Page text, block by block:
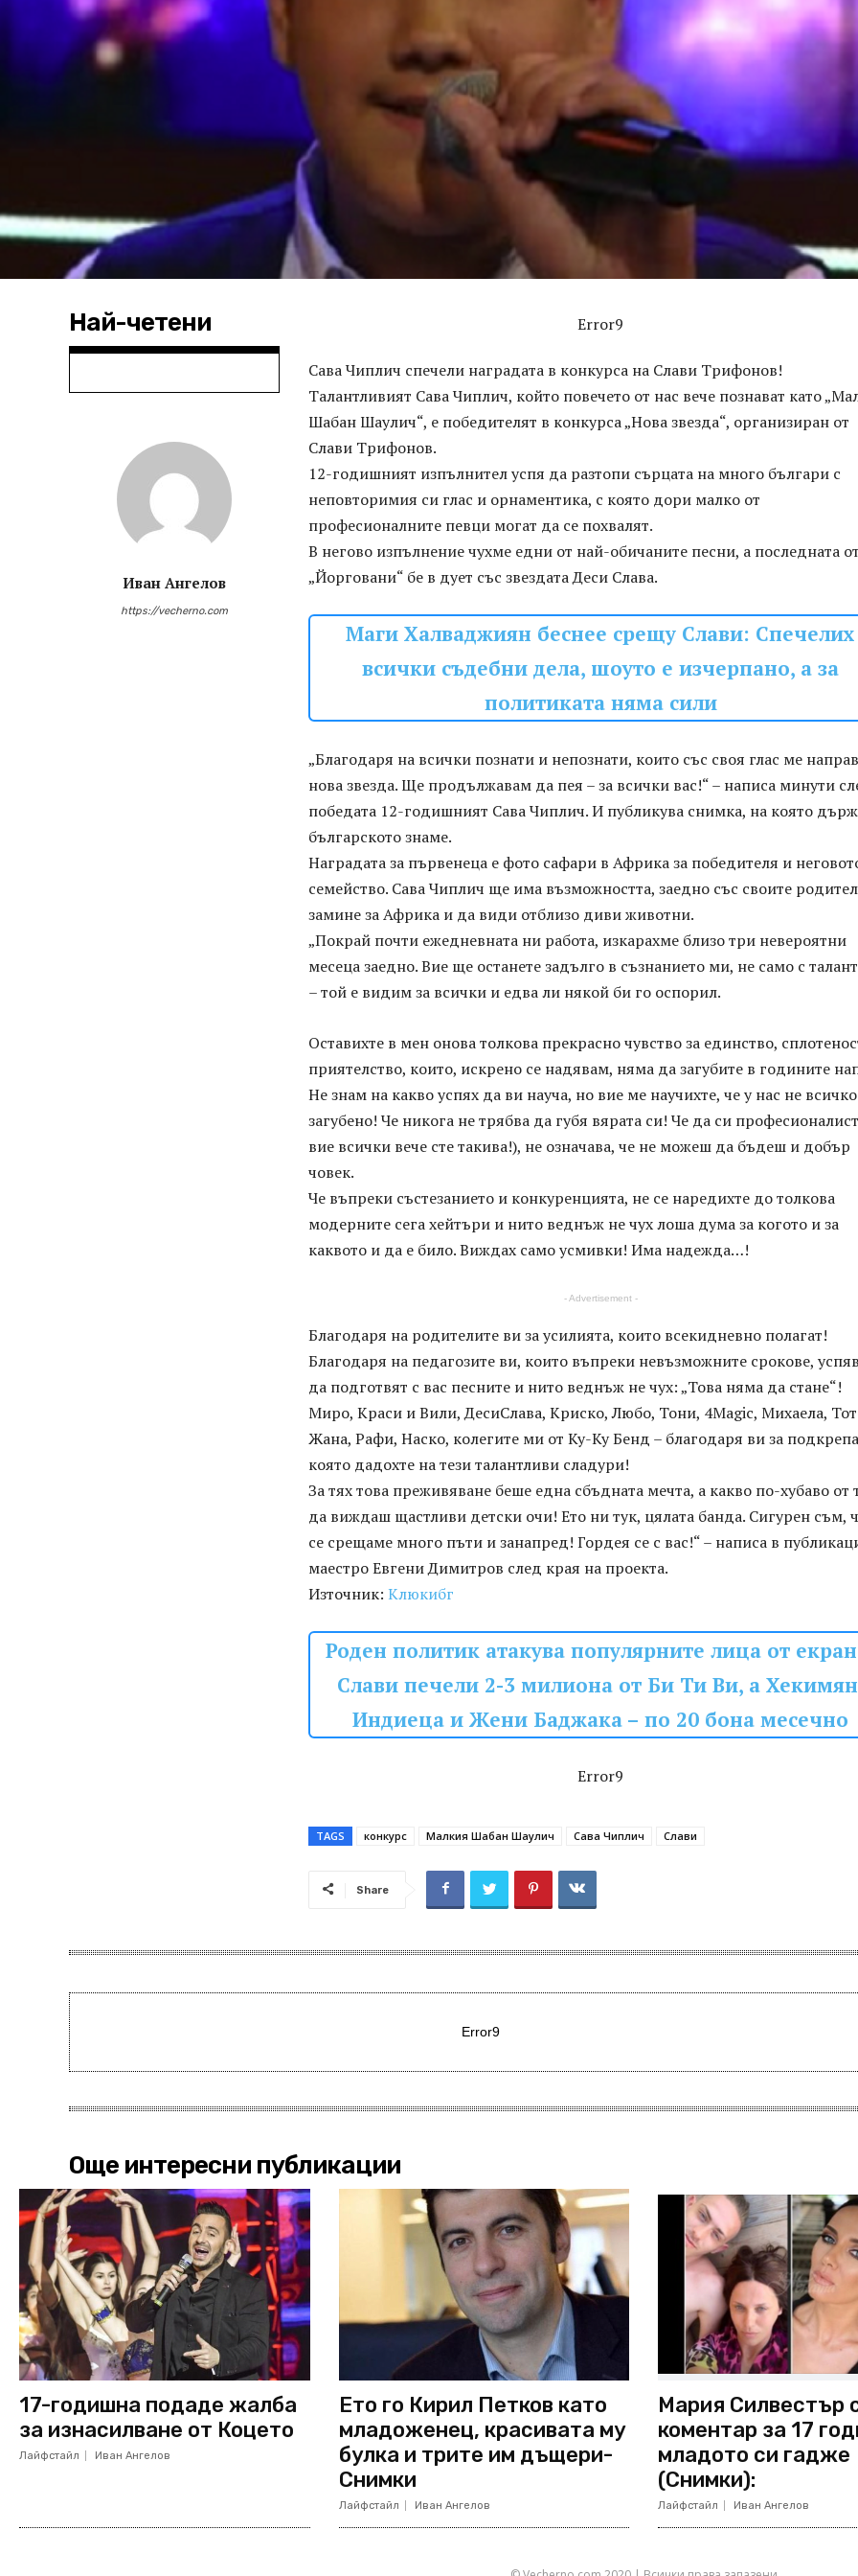
Най-четени
Иван Ангелов
https://vecherno.com
Error9
Сава Чиплич спечели наградата в конкурса на Слави Трифонов!
Талантливият Сава Чиплич, който повечето от нас вече познават като
Шабан Шаулич“, е победителят в конкурса „Нова звезда“, организиран от
Слави Трифонов.
12-годишният изпълнител успя да разтопи сърцата на много българи с
неповторимия си глас и орнаментика, с която дори малко от
професионалните певци могат да се похвалят.
В негово изпълнение чухме едни от най-обичаните песни, а последната
„Йорговани“ бе в дует със звездата Деси Слава.
Маги Халваджиян беснее срещу Слави: Спечелих
всички съдебни дела, шоуто е изчерпано, а за
политиката няма сили
„Благодаря на всички познати и непознати, които със своя глас ме
нова звезда. Ще продължавам да пея – за всички вас!“ – написа минути
победата 12-годишният Сава Чиплич. И публикува снимка, на която
българското знаме.
Наградата за първенеца е фото сафари в Африка за победителя и
семейство. Сава Чиплич ще има възможността, заедно със своите
замине за Африка и да види отблизо диви животни.
„Покрай почти ежедневната ни работа, изкарахме близо три невероятни
месеца заедно. Вие ще останете задълго в съзнанието ми, не само с
– той е видим за всички и едва ли някой би го оспорил.
Оставихте в мен онова толкова прекрасно чувство за единство,
приятелство, които, искрено се надявам, няма да загубите в годините
Не знам на какво успях да ви науча, но вие ме научихте, че у нас не
загубено! Че никога не трябва да губя вярата си! Че да си
вие всички вече сте такива!), не означава, че не можеш да бъдеш и добър
човек.
Че въпреки състезанието и конкуренцията, не се наредихте до толкова
модерните сега хейтъри и нито веднъж не чух лоша дума за когото и за
каквото и да е било. Виждах само усмивки! Има надежда…!
- Advertisement -
Благодаря на родителите ви за усилията, които всекидневно полагат!
Благодаря на педагозите ви, които въпреки невъзможните срокове,
да подготвят с вас песните и нито веднъж не чух: „Това няма да стане“!
Миро, Краси и Вили, ДесиСлава, Криско, Любо, Тони, 4Magic, Михаела,
Жана, Рафи, Наско, колегите ми от Ку-Ку Бенд – благодаря ви за
която дадохте на тези талантливи сладури!
За тях това преживяване беше една сбъдната мечта, а какво по-хубаво от
да виждаш щастливи детски очи! Ето ни тук, цялата банда. Сигурен съм,
се срещаме много пъти и занапред! Гордея се с вас!“ – написа в
маестро Евгени Димитров след края на проекта.
Източник: Клюкибг
Роден политик атакува популярните лица от
Слави печели 2-3 милиона от Би Ти Ви, а
Индиеца и Жени Баджака – по 20 бона месечно
Error9
TAGS конкурс Малкия Шабан Шаулич Сава Чиплич Слави
Share
Error9
Още интересни публикации
17-годишна подаде жалба
за изнасилване от Коцето
Лайфстайл Иван Ангелов
Ето го Кирил Петков като
младоженец, красивата му
булка и трите им дъщери-
Снимки
Лайфстайл Иван Ангелов
Мария Силвестър
коментар за 17
младото си гадже
(Снимки):
Лайфстайл Иван Ангелов